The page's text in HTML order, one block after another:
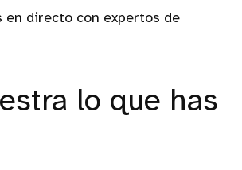
en directo con expertos de
lo que has